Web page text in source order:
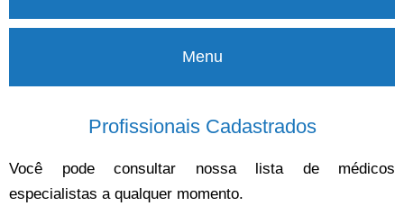
Menu
Profissionais Cadastrados
Você pode consultar nossa lista de médicos
especialistas a qualquer momento.